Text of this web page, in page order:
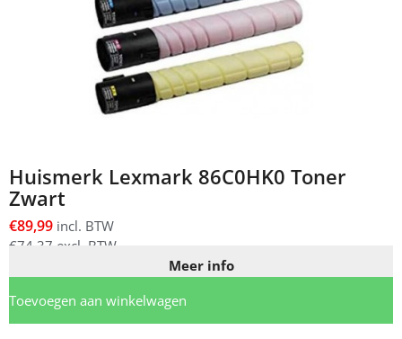
Huismerk Lexmark 86C0HK0 Toner
Zwart
€89,99 incl. BTW
€74,37 excl. BTW
Meer info
Toevoegen aan winkelwagen